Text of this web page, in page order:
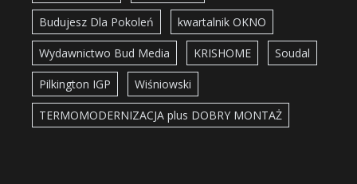
Budujesz Dla Pokoleń kwartalnik OKNO
Wydawnictwo Bud Media KRISHOME Soudal
Pilkington IGP Wiśniowski
TERMOMODERNIZACJA plus DOBRY MONTAŻ